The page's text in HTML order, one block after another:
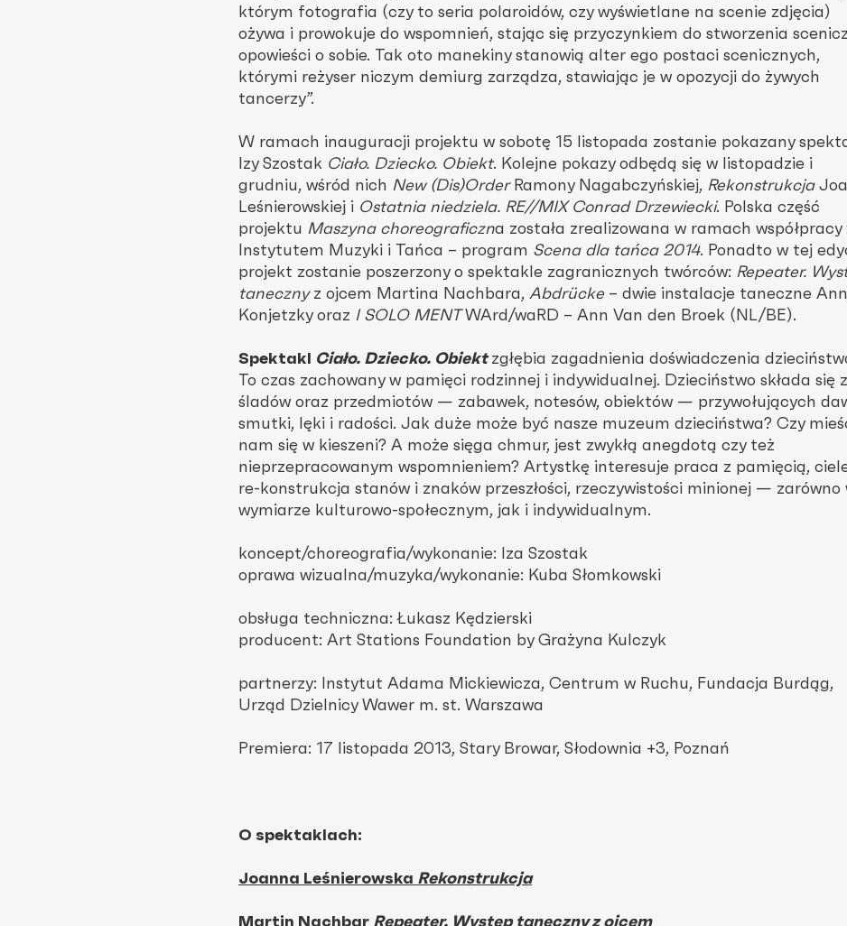
którym fotografia (czy to seria polaroidów, czy wyświetlane na scenie zdjęcia)
ożywa i prowokuje do wspomnień, stając się przyczynkiem do stworzenia
opowieści o sobie. Tak oto manekiny stanowią alter ego postaci scenicznych,
którymi reżyser niczym demiurg zarządza, stawiając je w opozycji do żywych
tancerzy”.
W ramach inauguracji projektu w sobotę 15 listopada zostanie pokazany
Izy Szostak Ciało. Dziecko. Obiekt. Kolejne pokazy odbędą się w listopadzie i
grudniu, wśród nich New (Dis)OrderRamony Nagabczyńskiej, Rekonstrukcja
Leśnierowskiej i Ostatnia niedziela. RE//MIX Conrad Drzewiecki. Polska część
projektu Maszyna choreograficzna została zrealizowana w ramach współpracy
Instytutem Muzyki i Tańca – program Scena dla tańca 2014. Ponadto w tej
projekt zostanie poszerzony o spektakle zagranicznych twórców: Repeater.
tanecznyz ojcem Martina Nachbara, Abdrücke – dwie instalacje taneczne
Konjetzky oraz I SOLO MENTWArd/waRD – Ann Van den Broek (NL/BE).
Spektakl Ciało. Dziecko. Obiektzgłębia zagadnienia doświadczenia
To czas zachowany w pamięci rodzinnej i indywidualnej. Dzieciństwo składa się
śladów oraz przedmiotów — zabawek, notesów, obiektów — przywołujących
smutki, lęki i radości. Jak duże może być nasze muzeum dzieciństwa? Czy
nam się w kieszeni? A może sięga chmur, jest zwykłą anegdotą czy też
nieprzepracowanym wspomnieniem? Artystkę interesuje praca z pamięcią,
re-konstrukcja stanów i znaków przeszłości, rzeczywistości minionej — zarówno
wymiarze kulturowo-społecznym, jak i indywidualnym.
koncept/choreografia/wykonanie: Iza Szostak
oprawa wizualna/muzyka/wykonanie: Kuba Słomkowski
obsługa techniczna: Łukasz Kędzierski
producent: Art Stations Foundation by Grażyna Kulczyk
partnerzy: Instytut Adama Mickiewicza, Centrum w Ruchu, Fundacja Burdąg,
Urząd Dzielnicy Wawer m. st. Warszawa
Premiera: 17 listopada 2013, Stary Browar, Słodownia +3, Poznań
O spektaklach:
Joanna Leśnierowska Rekonstrukcja
Martin Nachbar Repeater. Występ taneczny z ojcem